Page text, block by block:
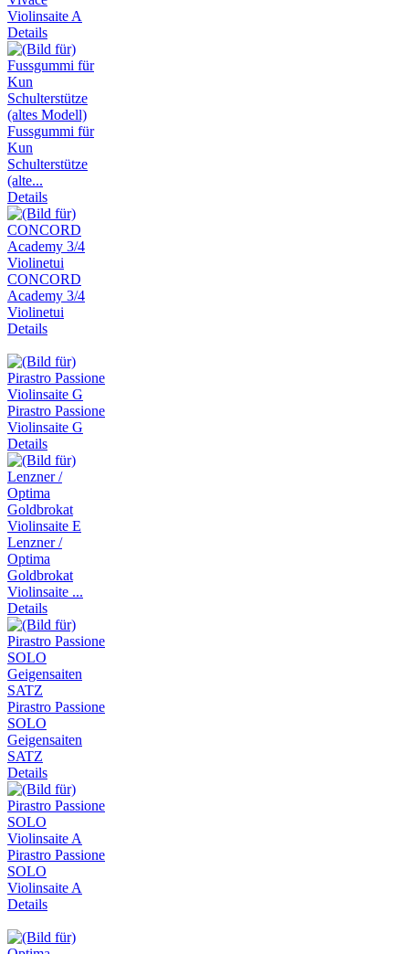
Violinsaite A
Details
Fussgummi für
Kun
Schulterstütze
(alte...
Details
CONCORD
Academy 3/4
Violinetui
Details
Pirastro Passione
Violinsaite G
Details
Lenzner /
Optima
Goldbrokat
Violinsaite ...
Details
Pirastro Passione
SOLO
Geigensaiten
SATZ
Details
Pirastro Passione
SOLO
Violinsaite A
Details